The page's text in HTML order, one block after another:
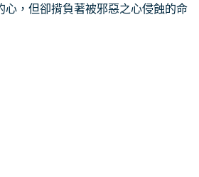
心，但卻揹負著被邪惡之心侵蝕的命